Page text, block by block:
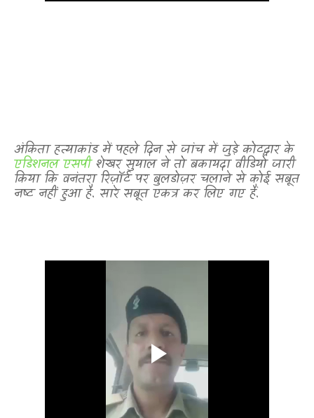
अंकिता हत्याकांड में पहले दिन से जांच में जुड़े कोटद्वार के
एडिशनल एसपीशेखर सुयाल ने तो बकायदा वीडियो जारी
किया कि वनंतरा रिज़ॉर्ट पर बुलडोज़र चलाने से कोई सबूत
नष्ट नहीं हुआ है. सारे सबूत एकत्र कर लिए गए हैं.